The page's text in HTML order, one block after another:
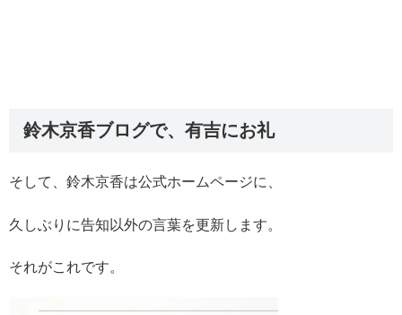
鈴木京香ブログで、有吉にお礼
そして、鈴木京香は公式ホームページに、
久しぶりに告知以外の言葉を更新します。
それがこれです。